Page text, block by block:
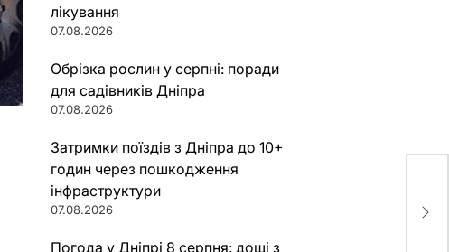
лікування
07.08.2026
Обрізка рослин у серпні: поради
для садівників Дніпра
07.08.2026
Затримки поїздів з Дніпра до 10+
годин через пошкодження
інфраструктури
07.08.2026
Погода у Дніпрі 8 серпня: дощі з